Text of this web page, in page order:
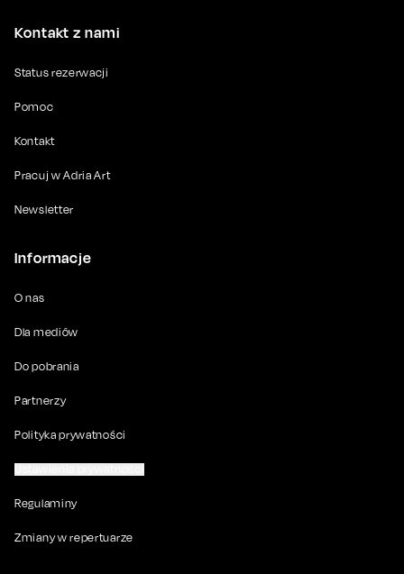
Kontakt z nami
Status rezerwacji
Pomoc
Kontakt
Pracuj w Adria Art
Newsletter
Informacje
O nas
Dla mediów
Do pobrania
Partnerzy
Polityka prywatności
Regulaminy
Zmiany w repertuarze